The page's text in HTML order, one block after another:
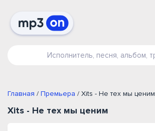
Главная / Премьера / Xits - Не тех мы ценим
Xits - Не тех мы ценим